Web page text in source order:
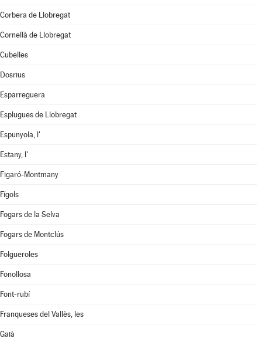
Corbera de Llobregat
Cornellà de Llobregat
Cubelles
Dosrius
Esparreguera
Esplugues de Llobregat
Espunyola, l'
Estany, l'
Figaró-Montmany
Fígols
Fogars de la Selva
Fogars de Montclús
Folgueroles
Fonollosa
Font-rubí
Franqueses del Vallès, les
Gaià